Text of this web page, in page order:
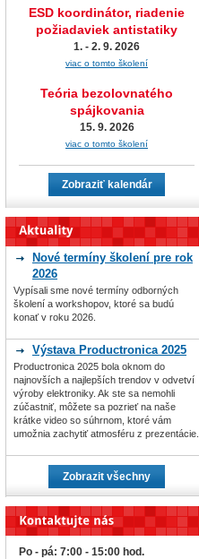
ESD koordinátor, riadenie
požiadaviek antistatiky
1. - 2. 9. 2026
viac o tomto školení
Teória bezolovnatého
spájkovania
15. 9. 2026
viac o tomto školení
Zobraziť kalendár
Nové termíny školení pre rok
2026
Vypísali sme nové termíny odborných
školení a workshopov, ktoré sa budú
konať v roku 2026.
Výstava Productronica 2025
Productronica 2025 bola oknom do
najnovších a najlepších trendov v odvetví
výroby elektroniky. Ak ste sa nemohli
zúčastniť, môžete sa pozrieť na naše
krátke video so súhrnom, ktoré vám
umožnia zachytiť atmosféru z prezentácie.
Zobrazit všechny
Po - pá: 7:00 - 15:00 hod.